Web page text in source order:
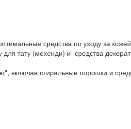
средства по уходу за
тату (мехенди) и средства
включая стиральные порошки и